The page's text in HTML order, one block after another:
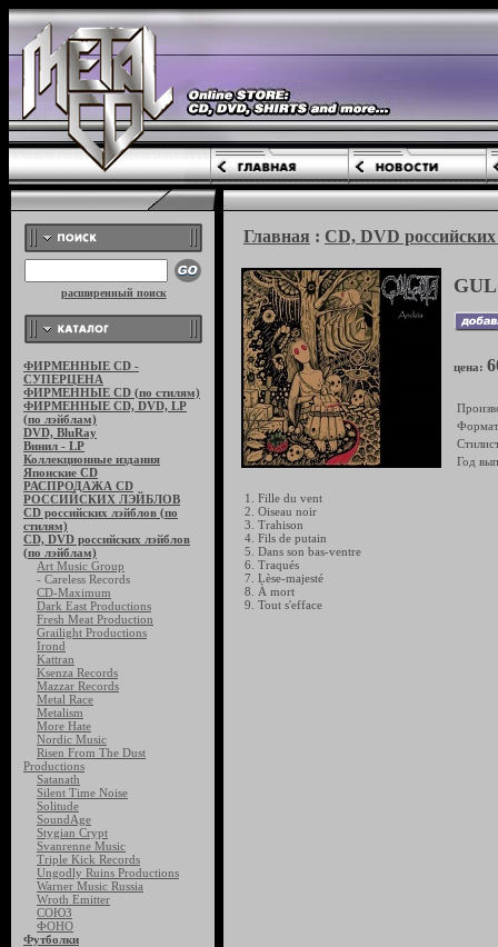
расширенный поиск
ФИРМЕННЫЕ CD -
СУПЕРЦЕНА
ФИРМЕННЫЕ CD (по стилям)
ФИРМЕННЫЕ CD, DVD, LP
(по лэйблам)
DVD, BluRay
Винил - LP
Коллекционные издания
Японские CD
РАСПРОДАЖА CD
РОССИЙСКИХ ЛЭЙБЛОВ
CD российских лэйблов (по
стилям)
CD, DVD российских лэйблов
(по лэйблам)
Art Music Group
- Careless Records
CD-Maximum
Dark East Productions
Fresh Meat Production
Grailight Productions
Irond
Kattran
Ksenza Records
Mazzar Records
Metal Race
Metalism
More Hate
Nordic Music
Risen From The Dust
Productions
Satanath
Silent Time Noise
Solitude
SoundAge
Stygian Crypt
Svanrenne Music
Triple Kick Records
Ungodly Ruins Productions
Warner Music Russia
Wroth Emitter
СОЮЗ
ФОНО
Футболки
Главная : CD, DVD
цена:
Год
1. Fille du vent
2. Oiseau noir
3. Trahison
4. Fils de putain
5. Dans son bas-ventre
6. Traqués
7. Lèse-majesté
8. À mort
9. Tout s'efface